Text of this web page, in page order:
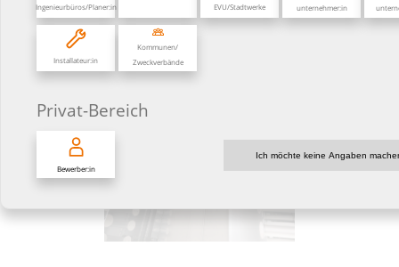
2LINE ODF 220 Seitenwand
Ingenieurbüros/Planer:in EVU/Stadtwerke
unternehmer:in
Installateur:in
Kommunen/
Zweckverbände
Privat-Bereich
Bewerber:in
Ich möchte keine Angaben